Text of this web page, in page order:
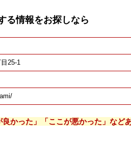
る情報をお探しなら
25-1
かった」「ここが悪かった」など